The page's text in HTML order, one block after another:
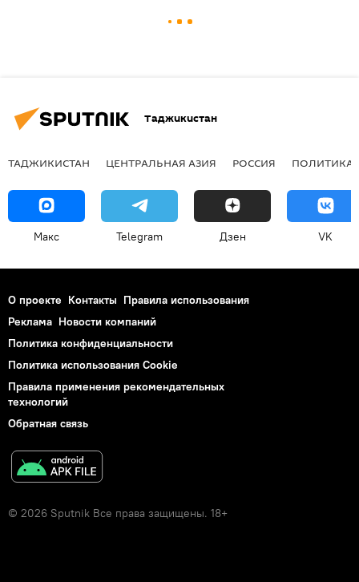
Таджикистан
ТАДЖИКИСТАН ЦЕНТРАЛЬНАЯ АЗИЯ РОССИЯ ПОЛИТИКА
Макс Telegram Дзен VK
О проекте Контакты Правила использования
Реклама Новости компаний
Политика конфиденциальности
Политика использования Cookie
Правила применения рекомендательных
технологий
Обратная связь
© 2026 Sputnik Все права защищены. 18+